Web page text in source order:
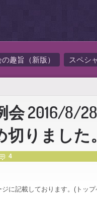
趣旨（新版） スペシ
会 2016/8/
りました。
4
に記載しております。(トッ